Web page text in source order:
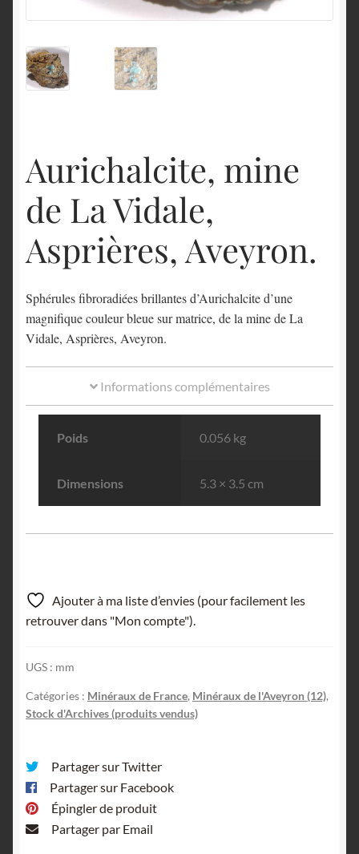
Aurichalcite, mine
de La Vidale,
Asprières, Aveyron.
Sphérules fibroradiées brillantes d’Aurichalcite d’une
magnifique couleur bleue sur matrice, de la mine de La
Vidale, Asprières, Aveyron.
Informations complémentaires
Poids 0.056 kg
Dimensions 5.3 × 3.5 cm
Ajouter à ma liste d’envies (pour facilement les
retrouver dans "Mon compte").
UGS : mm
Catégories : Minéraux de France, Minéraux de l'Aveyron (12),
Stock d'Archives (produits vendus)
Partager sur Twitter
Partager sur Facebook
Épingler de produit
Partager par Email